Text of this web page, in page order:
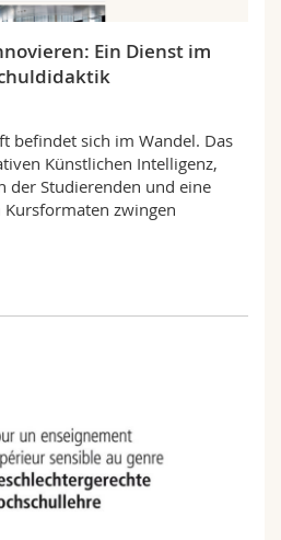
Ein Dienst im
befindet sich im Wandel. Das
Künstlichen Intelligenz,
der Studierenden und eine
zwingen